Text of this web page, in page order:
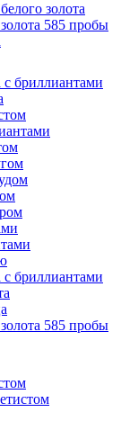
золота
585 пробы
с бриллиантами
с бриллиантами
585 пробы